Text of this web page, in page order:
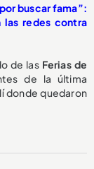
buscar fama”:
las redes contra
de las Ferias de
de la última
donde quedaron